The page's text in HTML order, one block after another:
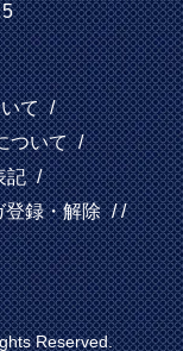
て /
ついて /
記 /
登録・解除 / /
Reserved.